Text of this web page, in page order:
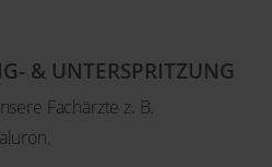
& UNTERSPRITZUNG
Fachärzte z. B.